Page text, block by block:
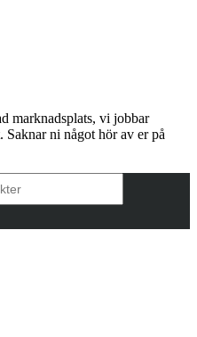
marknadsplats, vi jobbar
Saknar ni något hör av er på